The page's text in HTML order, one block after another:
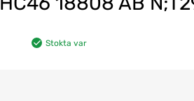
Stokta var